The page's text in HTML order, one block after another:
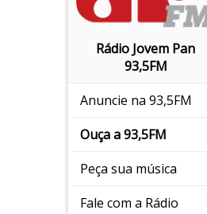
Rádio Jovem Pan
93,5FM
Anuncie na 93,5FM
Ouça a 93,5FM
Peça sua música
Fale com a Rádio